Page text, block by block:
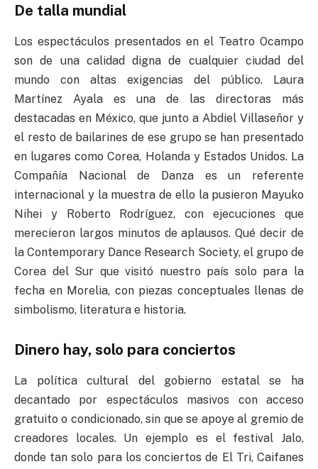
De talla mundial
Los espectáculos presentados en el Teatro Ocampo
son de una calidad digna de cualquier ciudad del
mundo con altas exigencias del público. Laura
Martínez Ayala es una de las directoras más
destacadas en México, que junto a Abdiel Villaseñor y
el resto de bailarines de ese grupo se han presentado
en lugares como Corea, Holanda y Estados Unidos. La
Compañía Nacional de Danza es un referente
internacional y la muestra de ello la pusieron Mayuko
Nihei y Roberto Rodríguez, con ejecuciones que
merecieron largos minutos de aplausos. Qué decir de
la Contemporary Dance Research Society, el grupo de
Corea del Sur que visitó nuestro país solo para la
fecha en Morelia, con piezas conceptuales llenas de
simbolismo, literatura e historia.
Dinero hay, solo para conciertos
La política cultural del gobierno estatal se ha
decantado por espectáculos masivos con acceso
gratuito o condicionado, sin que se apoye al gremio de
creadores locales. Un ejemplo es el festival Jalo,
donde tan solo para los conciertos de El Tri, Caifanes